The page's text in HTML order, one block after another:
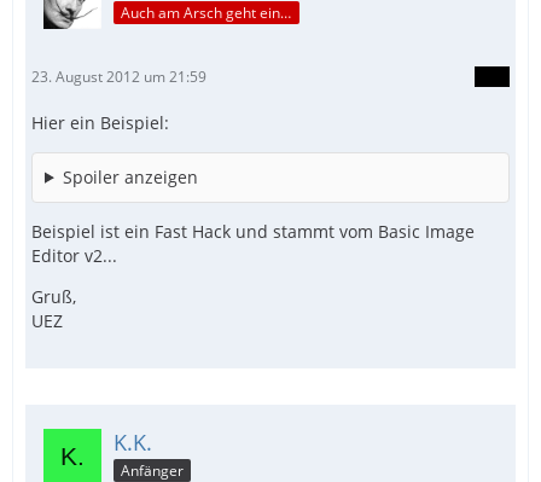
Auch am Arsch geht ein Weg vorbei...
23. August 2012 um 21:59
Hier ein Beispiel:
Spoiler anzeigen
Beispiel ist ein Fast Hack und stammt vom Basic Image
Editor v2...
Gruß,
UEZ
K.K.
Anfänger